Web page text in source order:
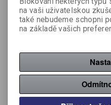
Ergo – 40 x 25 cm
Výrobce:Leitz
448689
1 035 Kč (bez DPH:)
na vaši uživatelskou
také nebudeme schopni
na základě vašich